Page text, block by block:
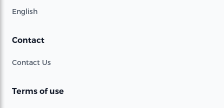
English
Contact
Contact Us
Terms of use